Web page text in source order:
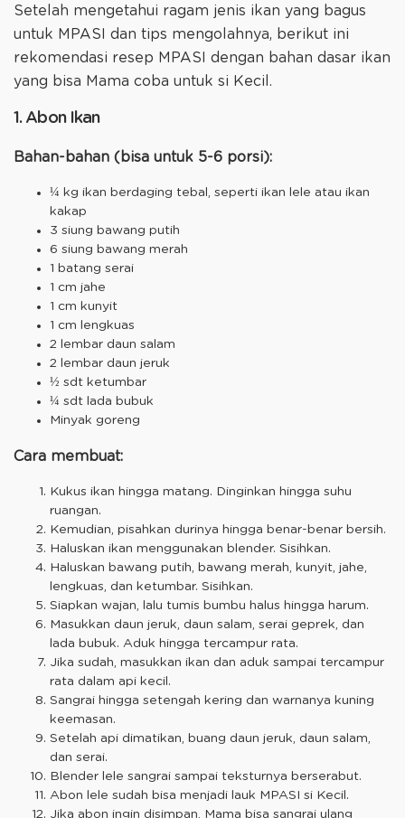
Setelah mengetahui ragam jenis ikan yang bagus
untuk MPASI dan tips mengolahnya, berikut ini
rekomendasi resep MPASI dengan bahan dasar ikan
yang bisa Mama coba untuk si Kecil.
1. Abon Ikan
Bahan-bahan (bisa untuk 5-6 porsi):
¼ kg ikan berdaging tebal, seperti ikan lele atau ikan
kakap
3 siung bawang putih
6 siung bawang merah
1 batang serai
1 cm jahe
1 cm kunyit
1 cm lengkuas
2 lembar daun salam
2 lembar daun jeruk
½ sdt ketumbar
¼ sdt lada bubuk
Minyak goreng
Cara membuat:
Kukus ikan hingga matang. Dinginkan hingga suhu
ruangan.
Kemudian, pisahkan durinya hingga benar-benar bersih.
Haluskan ikan menggunakan blender. Sisihkan.
Haluskan bawang putih, bawang merah, kunyit, jahe,
lengkuas, dan ketumbar. Sisihkan.
Siapkan wajan, lalu tumis bumbu halus hingga harum.
Masukkan daun jeruk, daun salam, serai geprek, dan
lada bubuk. Aduk hingga tercampur rata.
Jika sudah, masukkan ikan dan aduk sampai tercampur
rata dalam api kecil.
Sangrai hingga setengah kering dan warnanya kuning
keemasan.
Setelah api dimatikan, buang daun jeruk, daun salam,
dan serai.
Blender lele sangrai sampai teksturnya berserabut.
Abon lele sudah bisa menjadi lauk MPASI si Kecil.
Jika abon ingin disimpan, Mama bisa sangrai ulang